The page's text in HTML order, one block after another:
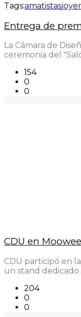
Tags:amatistas
Entrega de
La Cámara de
ceremonia del
154
0
0
CDU en
CDU participó en
un stand dedicado
204
0
0